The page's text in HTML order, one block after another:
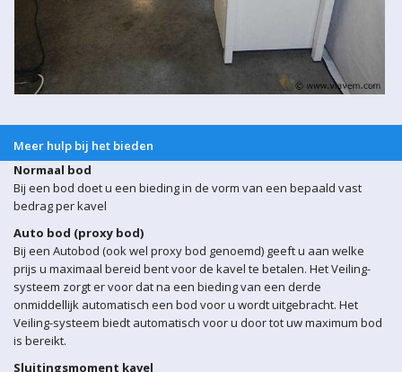
Meer hulp bij het bieden
Normaal bod
Bij een bod doet u een bieding in de vorm van een bepaald vast
bedrag per kavel
Auto bod (proxy bod)
Bij een Autobod (ook wel proxy bod genoemd) geeft u aan welke
prijs u maximaal bereid bent voor de kavel te betalen. Het Veiling-
systeem zorgt er voor dat na een bieding van een derde
onmiddellijk automatisch een bod voor u wordt uitgebracht. Het
Veiling-systeem biedt automatisch voor u door tot uw maximum bod
is bereikt.
Sluitingsmoment kavel